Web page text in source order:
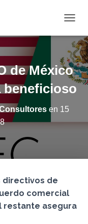
A
M
B
I
A
M
O
A
C
de México
beneficioso
en 15
directivos de
comercial
restante asegura